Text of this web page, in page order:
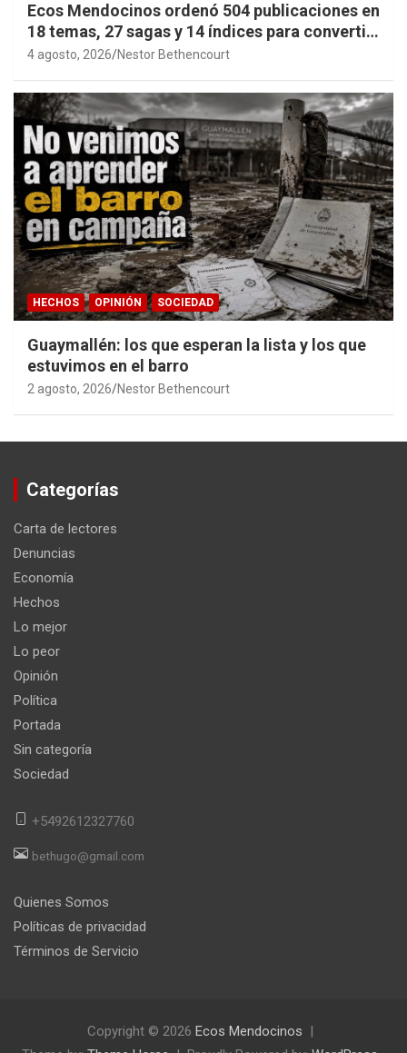
Ecos Mendocinos ordenó 504 publicaciones en
18 temas, 27 sagas y 14 índices para convertir
años de investigación en memoria pública
4 agosto, 2026 Nestor Bethencourt
HECHOS OPINIÓN SOCIEDAD
Guaymallén: los que esperan la lista y los que
estuvimos en el barro
2 agosto, 2026 Nestor Bethencourt
Categorías
Carta de lectores
Denuncias
Economía
Hechos
Lo mejor
Lo peor
Opinión
Política
Portada
Sin categoría
Sociedad
+5492612327760
bethugo@gmail.com
Quienes Somos
Políticas de privacidad
Términos de Servicio
Copyright © 2026 Ecos Mendocinos